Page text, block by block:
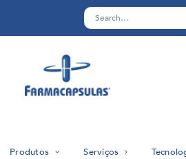
Produtos Serviços